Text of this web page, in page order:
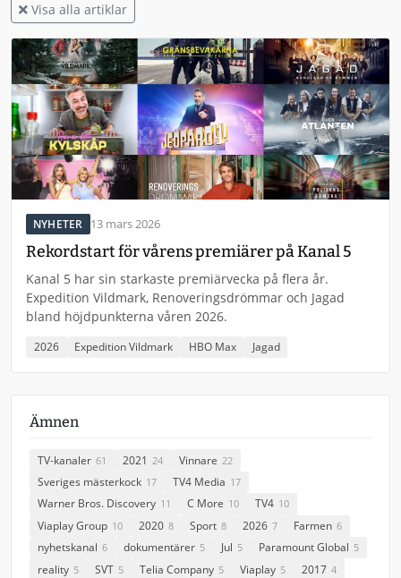
Visa alla artiklar
NYHETER 13 mars 2026
Rekordstart för vårens premiärer på Kanal 5
Kanal 5 har sin starkaste premiärvecka på flera år.
Expedition Vildmark, Renoveringsdrömmar och Jagad
bland höjdpunkterna våren 2026.
2026 Expedition Vildmark HBO Max Jagad
Ämnen
TV-kanaler 61 2021 24 Vinnare 22
Sveriges mästerkock 17 TV4 Media 17
Warner Bros. Discovery 11 C More 10 TV4 10
Viaplay Group 10 2020 8 Sport 8 2026 7 Farmen 6
nyhetskanal 6 dokumentärer 5 Jul 5 Paramount Global 5
reality 5 SVT 5 Telia Company 5 Viaplay 5 2017 4